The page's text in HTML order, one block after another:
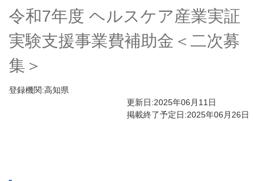
令和7年度 ヘルスケア産業実証
実験支援事業費補助金＜二次募
集＞
登録機関:高知県
更新日:2025年06月11日
掲載終了予定日:2025年06月26日